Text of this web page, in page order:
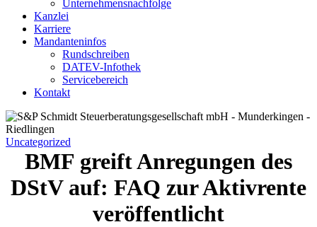
Unternehmensnachfolge
Kanzlei
Karriere
Mandanteninfos
Rundschreiben
DATEV-Infothek
Servicebereich
Kontakt
Uncategorized
BMF greift Anregungen des
DStV auf: FAQ zur Aktivrente
veröffentlicht